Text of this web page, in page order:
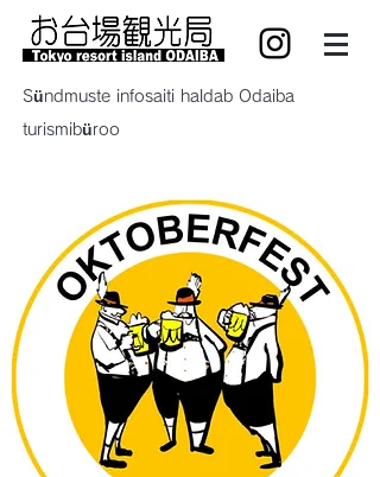
Sündmuste infosaiti haldab Odaiba
turismibüroo